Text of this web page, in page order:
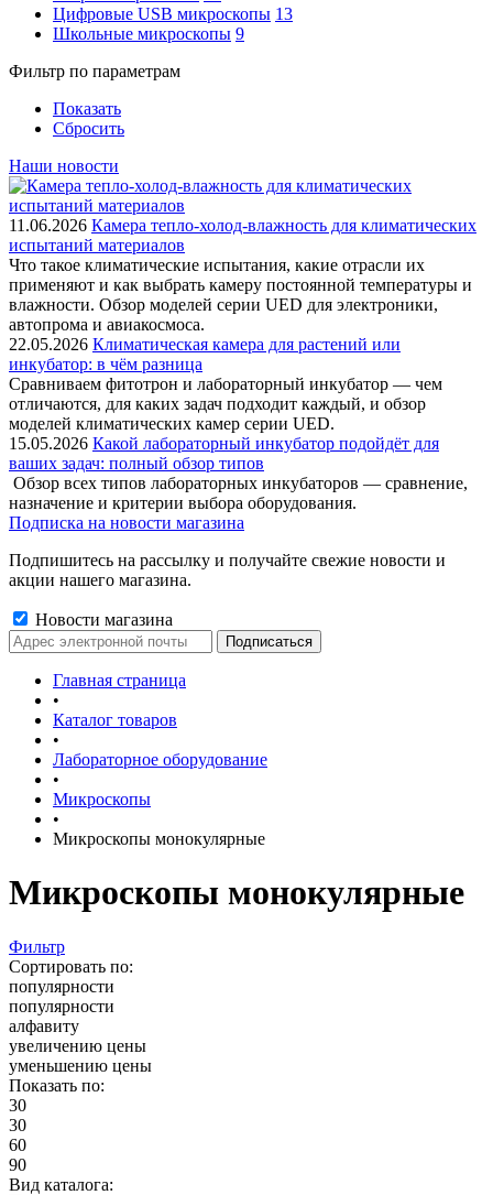
Цифровые USB микроскопы 13
Школьные микроскопы 9
Фильтр по параметрам
Показать
Сбросить
Наши новости
11.06.2026 Камера тепло-холод-влажность для климатических
испытаний материалов
Что такое климатические испытания, какие отрасли их
применяют и как выбрать камеру постоянной температуры и
влажности. Обзор моделей серии UED для электроники,
автопрома и авиакосмоса.
22.05.2026 Климатическая камера для растений или
инкубатор: в чём разница
Сравниваем фитотрон и лабораторный инкубатор — чем
отличаются, для каких задач подходит каждый, и обзор
моделей климатических камер серии UED.
15.05.2026 Какой лабораторный инкубатор подойдёт для
ваших задач: полный обзор типов
Обзор всех типов лабораторных инкубаторов — сравнение,
назначение и критерии выбора оборудования.
Подписка на новости магазина
Подпишитесь на рассылку и получайте свежие новости и
акции нашего магазина.
Новости магазина
Главная страница
•
Каталог товаров
•
Лабораторное оборудование
•
Микроскопы
•
Микроскопы монокулярные
Микроскопы монокулярные
Фильтр
Сортировать по:
популярности
популярности
алфавиту
увеличению цены
уменьшению цены
Показать по:
30
30
60
90
Вид каталога: